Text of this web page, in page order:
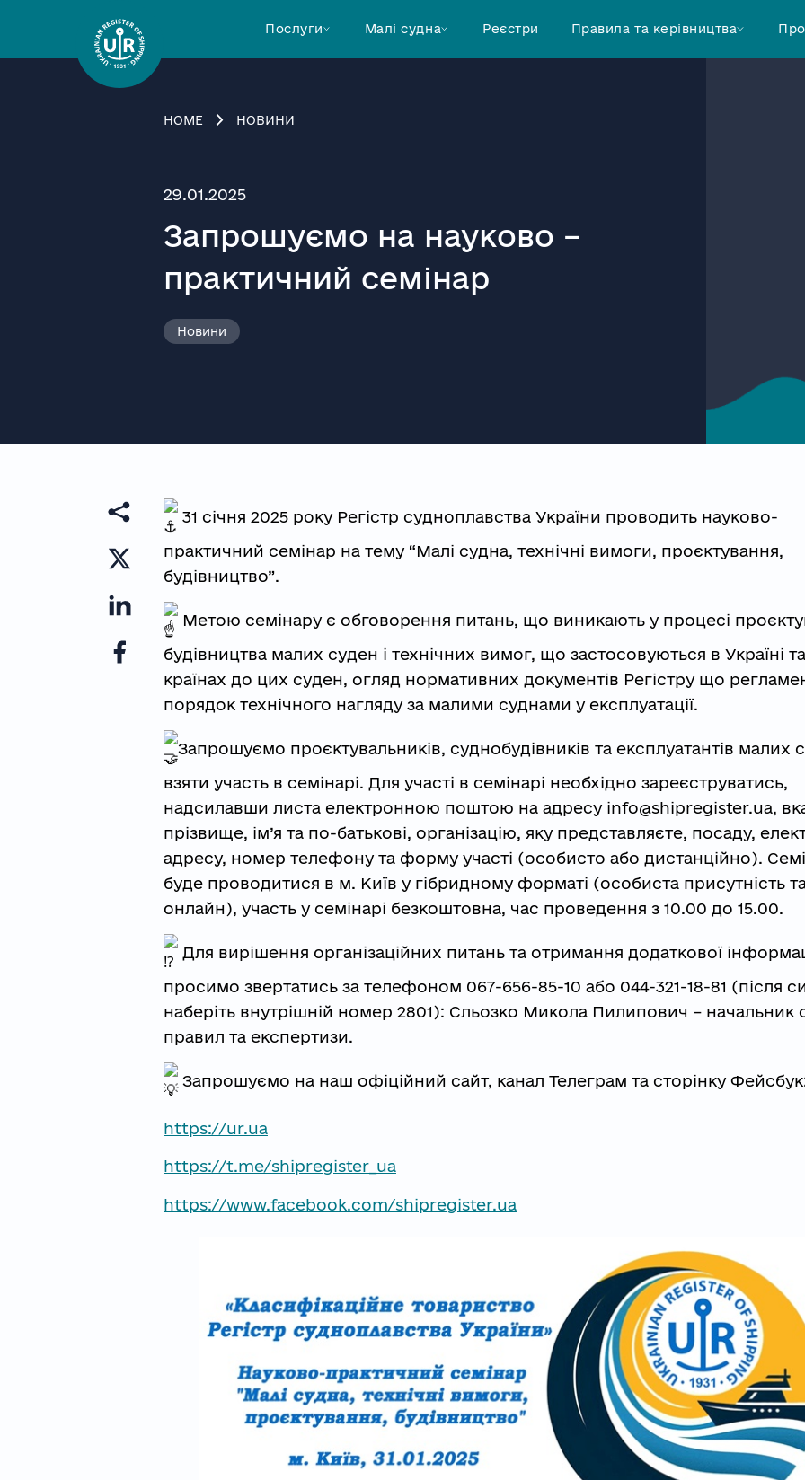
Послуги Малі судна Реєстри Правила та керівництва
HOME НОВИНИ
29.01.2025
Запрошуємо на науково –
практичний семінар
Новини
31 січня 2025 року Регістр судноплавства України проводить науково-
практичний семінар на тему “Малі судна, технічні вимоги, проєктування,
будівництво”.
Метою семінару є обговорення питань, що виникають у процесі
будівництва малих суден і технічних вимог, що застосовуються в Україні
країнах до цих суден, огляд нормативних документів Регістру що
порядок технічного нагляду за малими суднами у експлуатації.
Запрошуємо проєктувальників, суднобудівників та експлуатантів малих
взяти участь в семінарі. Для участі в семінарі необхідно зареєструватись,
надсилавши листа електронною поштою на адресу info@shipregister.ua,
прізвище, ім’я та по-батькові, організацію, яку представляєте, посаду,
адресу, номер телефону та форму участі (особисто або дистанційно).
буде проводитися в м. Київ у гібридному форматі (особиста присутність
онлайн), участь у семінарі безкоштовна, час проведення з 10.00 до 15.00.
Для вирішення організаційних питань та отримання додаткової
просимо звертатись за телефоном 067-656-85-10 або 044-321-18-81 (після
наберіть внутрішній номер 2801): Сльозко Микола Пилипович – начальник
правил та експертизи.
Запрошуємо на наш офіційний сайт, канал Телеграм та сторінку
https://ur.ua
https://t.me/shipregister_ua
https://www.facebook.com/shipregister.ua